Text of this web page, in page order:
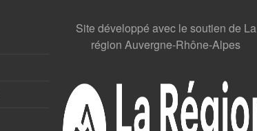
Site développé avec le soutien de La
région Auvergne-Rhône-Alpes